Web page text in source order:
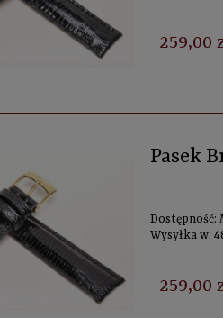
259,00
Pasek
Dostępność:
Wysyłka w:
259,00